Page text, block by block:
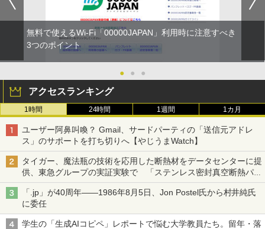
無料で使えるWi-Fi「00000JAPAN」利用時に注意すべき
3つのポイント
● ● ●
アクセスランキング
1時間 24時間 1週間 1カ月
ユーザー阿鼻叫喚？ Gmail、サードパーティの「送信元アドレ
ス」のサポートを打ち切りへ【やじうまWatch】
タイガー、魔法瓶の技術を応用した断熱材をデータセンターに提
供、東急グループの実証実験で 「ステンレス密封真空断熱パネ
ル TIVIP」
「.jp」が40周年――1986年8月5日、Jon Postel氏から村井純氏
に委任
学生の「生成AIコピペ」レポートで悩む大学教員たち。留年・落